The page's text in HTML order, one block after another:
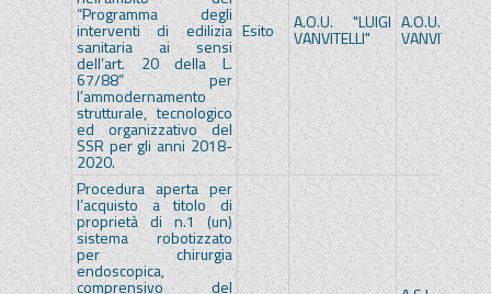
“Programma degli
interventi di edilizia
sanitaria ai sensi
dell’art. 20 della L.
67/88” per
l’ammodernamento
strutturale, tecnologico
ed organizzativo del
SSR per gli anni 2018-
2020.
Esito A.O.U. "LUIGI
VANVITELLI"
A.O.U. "LUIGI
VANVITELLI"
Procedura aperta per
l’acquisto a titolo di
proprietà di n.1 (un)
sistema robotizzato
per chirurgia
endoscopica,
comprensivo del